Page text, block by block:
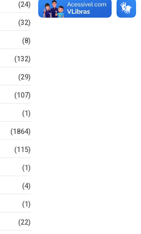
(24)
(32)
(8)
(132)
(29)
(107)
(1)
(1864)
(115)
(1)
(4)
(1)
(22)